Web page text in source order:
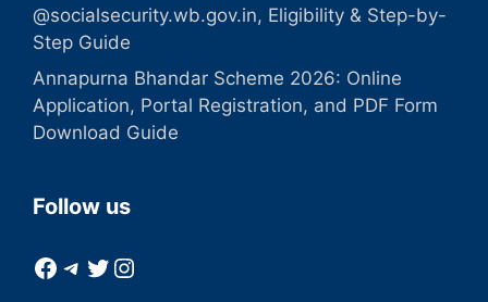
@socialsecurity.wb.gov.in, Eligibility & Step-by-
Step Guide
Annapurna Bhandar Scheme 2026: Online
Application, Portal Registration, and PDF Form
Download Guide
Follow us
Facebook
Telegram
Twitter
Instagram